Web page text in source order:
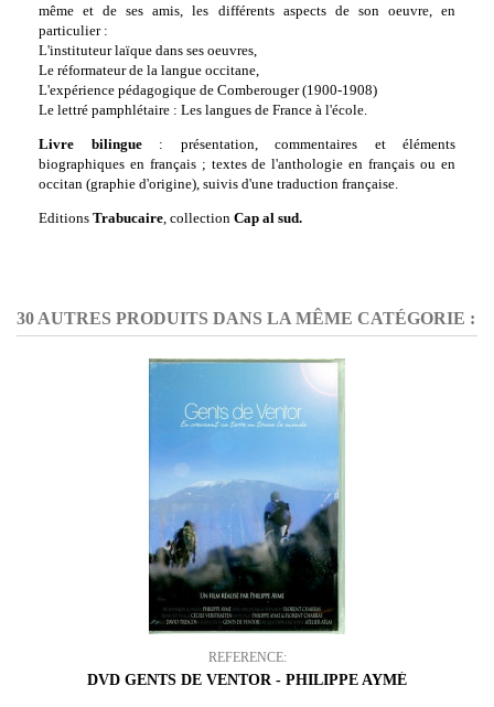
même et de ses amis, les différents aspects de son oeuvre, en
particulier :
L'instituteur laïque dans ses oeuvres,
Le réformateur de la langue occitane,
L'expérience pédagogique de Comberouger (1900-1908)
Le lettré pamphlétaire : Les langues de France à l'école.
Livre bilingue: présentation, commentaires et éléments
biographiques en français ; textes de l'anthologie en français ou en
occitan (graphie d'origine), suivis d'une traduction française.
Editions Trabucaire, collection Cap al sud.
30 AUTRES PRODUITS DANS LA MÊME CATÉGORIE :
REFERENCE:
DVD GENTS DE VENTOR - PHILIPPE AYMÉ